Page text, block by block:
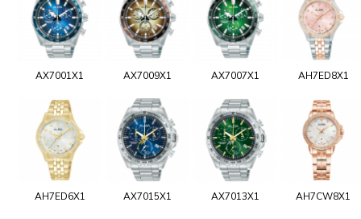
AX7001X1 AX7009X1 AX7007X1 AH7ED8X1
AH7ED6X1 AX7015X1 AX7013X1 AH7CW8X1